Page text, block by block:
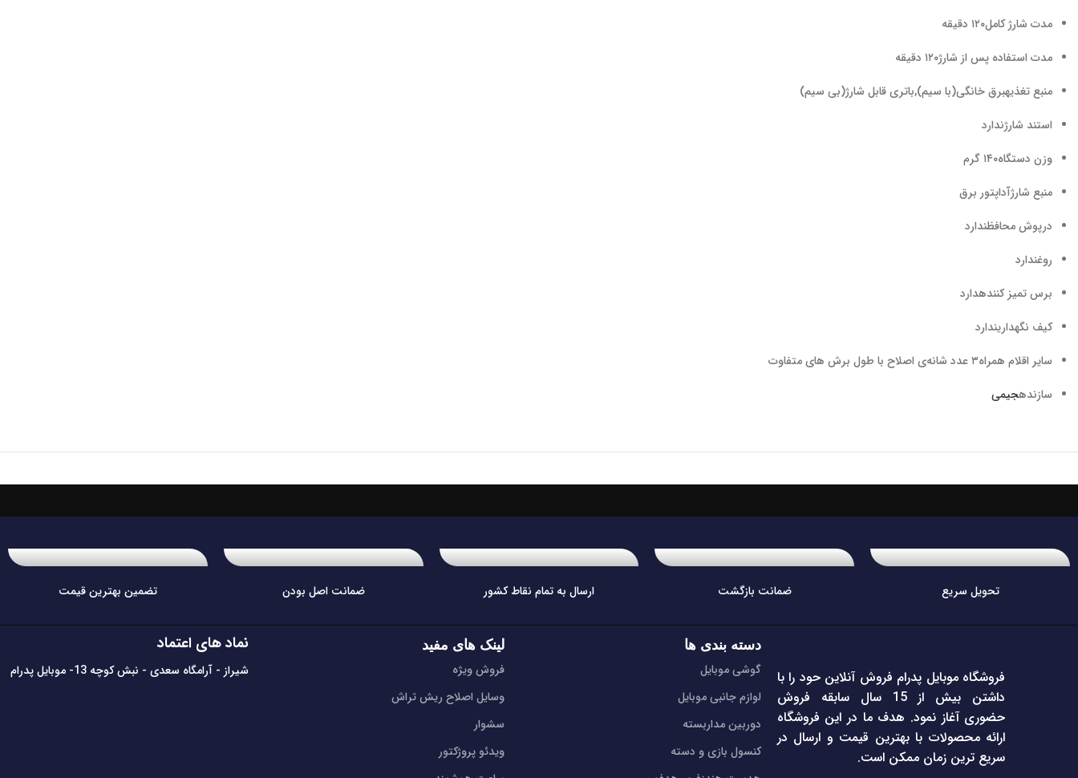
مدت شارژ کامل۱۲۰ دقیقه
مدت استفاده پس از شارژ۱۲۰ دقیقه
منبع تغذیهبرق خانگی(با سیم),باتری قابل شارژ(بی سیم)
استند شارژندارد
وزن دستگاه۱۴۰ گرم
منبع شارژآداپتور برق
درپوش محافظندارد
روغندارد
برس تمیز کنندهدارد
کیف نگهداریندارد
سایر اقلام همراه۳ عدد شانه‌ی اصلاح با طول برش های متفاوت
سازندهجیمی
تحویل سریع ضمانت بازگشت ارسال به تمام نقاط کشور ضمانت اصل بودن تضمین بهترین قیمت
فروشگاه موبایل پدرام فروش آنلاین حود را با
داشتن بیش از 15 سال سابقه فروش
حضوری آغاز نمود. هدف ما در این فروشگاه
ارائه محصولات با بهترین قیمت و ارسال در
سریع ترین زمان ممکن است.
دسته بندی ها
گوشی موبایل
لوازم جانبی موبایل
دوربین مداربسته
کنسول بازی و دسته
لینک های مفید
فروش ویژه
وسایل اصلاح ریش تراش
سشوار
ویدئو پروژکتور
نماد های اعتماد
شیراز - آرامگاه سعدی - نبش کوچه 13- موبایل پدرام